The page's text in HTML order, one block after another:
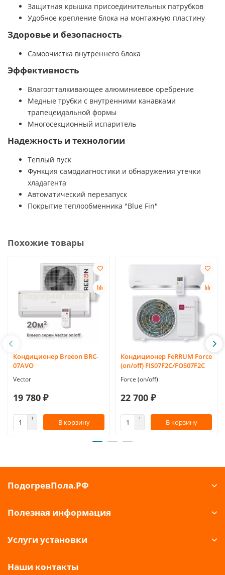
Защитная крышка присоединительных патрубков
Удобное крепление блока на монтажную пластину
Здоровье и безопасность
Самоочистка внутреннего блока
Эффективность
Влагоотталкивающее алюминиевое оребрение
Медные трубки с внутренними канавками
трапецеидальной формы
Многосекционный испаритель
Надежность и технологии
Теплый пуск
Функция самодиагностики и обнаружения утечки
хладагента
Автоматический перезапуск
Покрытие теплообменника "Blue Fin"
Похожие товары
Кондиционер Breeon BRC-
07AVO
Vector
19 780 ₽
В корзину
Кондиционер FeRRUM Force
(on/off) FIS07F2С/FOS07F2С
Force (on/off)
22 700 ₽
В корзину
ПодогревПола.РФ
Полезная информация
Услуги установки
Наши контакты